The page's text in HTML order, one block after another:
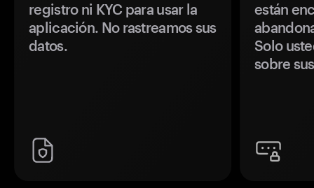
registro ni KYC para usar la
aplicación. No rastreamos sus
datos.
están
Solo
sobre